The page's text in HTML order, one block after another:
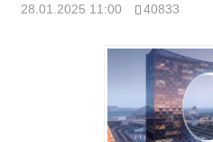
28.01.2025 11:00 40833